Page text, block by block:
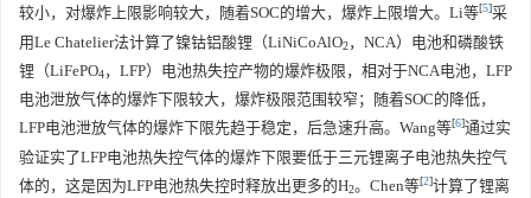
较小，对爆炸上限影响较大，随着SOC的增大，爆炸上限增大。Li等[5]采
用Le Chatelier法计算了镍钴铝酸锂（LiNiCoAlO2，NCA）电池和磷酸铁
锂（LiFePO4，LFP）电池热失控产物的爆炸极限，相对于NCA电池，LFP
电池泄放气体的爆炸下限较大，爆炸极限范围较窄；随着SOC的降低，
LFP电池泄放气体的爆炸下限先趋于稳定，后急速升高。Wang等[6]通过实
验证实了LFP电池热失控气体的爆炸下限要低于三元锂离子电池热失控气
体的，这是因为LFP电池热失控时释放出更多的H2。Chen等[2]计算了锂离